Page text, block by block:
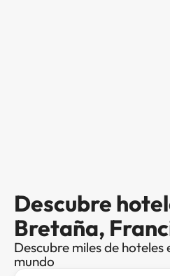
Descubre
Bretaña,
Descubre miles de hoteles
mundo